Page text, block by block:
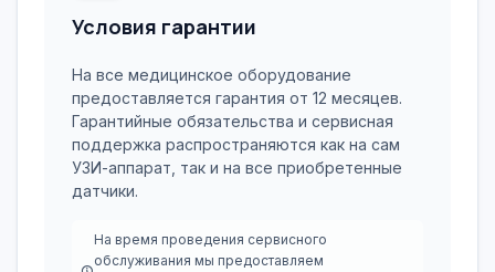
Условия гарантии
На все медицинское оборудование
предоставляется гарантия от 12 месяцев.
Гарантийные обязательства и сервисная
поддержка распространяются как на сам
УЗИ-аппарат, так и на все приобретенные
датчики.
На время проведения сервисного
обслуживания мы предоставляем